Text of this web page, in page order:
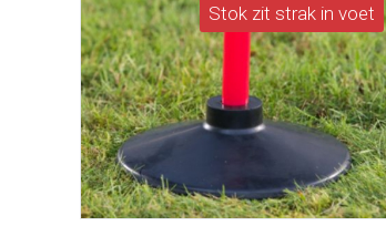
Stok zit strak in voet